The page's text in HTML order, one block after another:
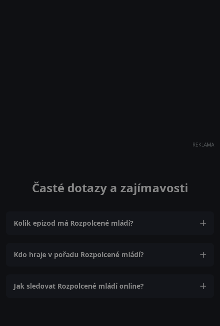
REKLAMA
Časté dotazy a zajímavosti
Kolik epizod má Rozpolcené mládí?
Kdo hraje v pořadu Rozpolcené mládí?
Jak sledovat Rozpolcené mládí online?